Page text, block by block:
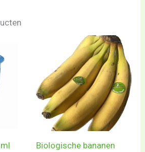
Biologische bananen